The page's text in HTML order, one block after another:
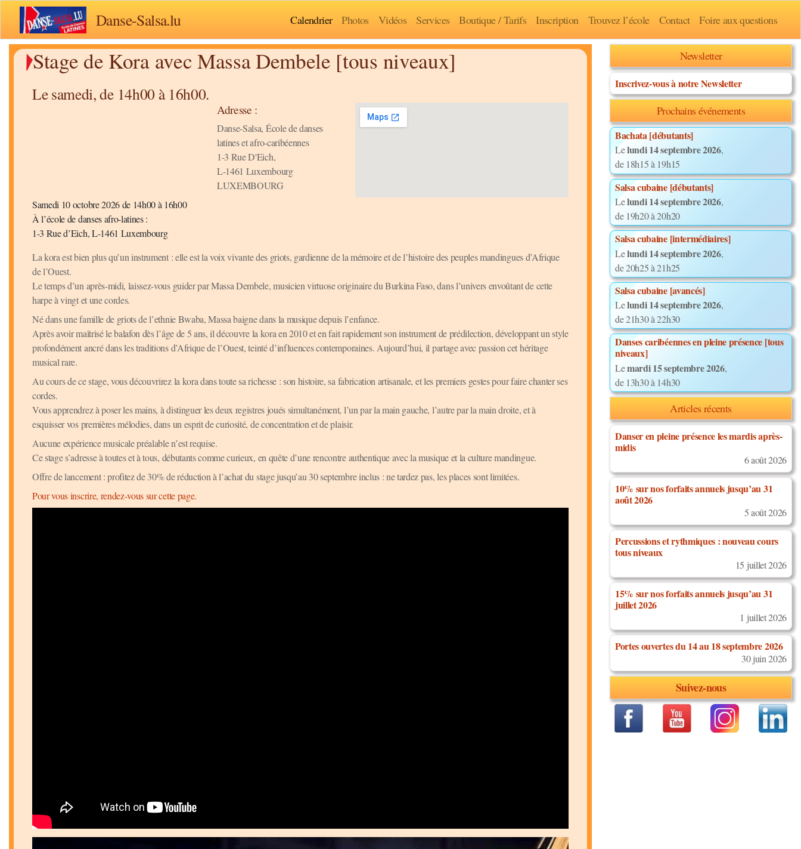
Danse-Salsa.lu Calendrier Photos Vidéos Services Boutique / Tarifs Inscription Trouvez l’école Contact Foire aux questions
Stage de Kora avec Massa Dembele [tous niveaux]
Le samedi, de 14h00 à 16h00.
Adresse :
Danse-Salsa, École de danses
latines et afro-caribéennes
1-3 Rue D'Eich,
L-1461 Luxembourg
LUXEMBOURG
Samedi 10 octobre 2026 de 14h00 à 16h00
À l’école de danses afro-latines :
1-3 Rue d’Eich, L-1461 Luxembourg
La kora est bien plus qu’un instrument : elle est la voix vivante des griots, gardienne de la mémoire et de l’histoire des peuples mandingues d’Afrique
de l’Ouest.
Le temps d’un après-midi, laissez-vous guider par Massa Dembele, musicien virtuose originaire du Burkina Faso, dans l’univers envoûtant de cette
harpe à vingt et une cordes.
Né dans une famille de griots de l’ethnie Bwaba, Massa baigne dans la musique depuis l’enfance.
Après avoir maîtrisé le balafon dès l’âge de 5 ans, il découvre la kora en 2010 et en fait rapidement son instrument de prédilection, développant un style
profondément ancré dans les traditions d’Afrique de l’Ouest, teinté d’influences contemporaines. Aujourd’hui, il partage avec passion cet héritage
musical rare.
Au cours de ce stage, vous découvrirez la kora dans toute sa richesse : son histoire, sa fabrication artisanale, et les premiers gestes pour faire chanter ses
cordes.
Vous apprendrez à poser les mains, à distinguer les deux registres joués simultanément, l’un par la main gauche, l’autre par la main droite, et à
esquisser vos premières mélodies, dans un esprit de curiosité, de concentration et de plaisir.
Aucune expérience musicale préalable n’est requise.
Ce stage s’adresse à toutes et à tous, débutants comme curieux, en quête d’une rencontre authentique avec la musique et la culture mandingue.
Offre de lancement : profitez de 30% de réduction à l’achat du stage jusqu’au 30 septembre inclus : ne tardez pas, les places sont limitées.
Pour vous inscrire, rendez-vous sur cette page.
Newsletter
Inscrivez-vous à notre Newsletter
Prochains événements
Bachata [débutants]
Lelundi 14 septembre 2026,
de 18h15 à 19h15
Salsa cubaine [débutants]
Lelundi 14 septembre 2026,
de 19h20 à 20h20
Salsa cubaine [intermédiaires]
Lelundi 14 septembre 2026,
de 20h25 à 21h25
Salsa cubaine [avancés]
Lelundi 14 septembre 2026,
de 21h30 à 22h30
Danses caribéennes en pleine présence [tous
niveaux]
Lemardi 15 septembre 2026,
de 13h30 à 14h30
Articles récents
Danser en pleine présence les mardis après-
midis
6 août 2026
10% sur nos forfaits annuels jusqu’au 31
août 2026
5 août 2026
Percussions et rythmiques : nouveau cours
tous niveaux
15 juillet 2026
15% sur nos forfaits annuels jusqu’au 31
juillet 2026
1 juillet 2026
Portes ouvertes du 14 au 18 septembre 2026
30 juin 2026
Suivez-nous